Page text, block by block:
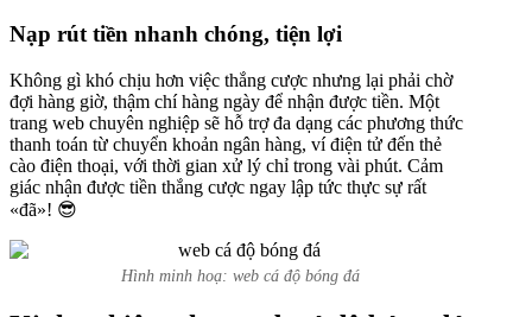
Nạp rút tiền nhanh chóng, tiện lợi
Không gì khó chịu hơn việc thắng cược nhưng lại phải chờ
đợi hàng giờ, thậm chí hàng ngày để nhận được tiền. Một
trang web chuyên nghiệp sẽ hỗ trợ đa dạng các phương thức
thanh toán từ chuyển khoản ngân hàng, ví điện tử đến thẻ
cào điện thoại, với thời gian xử lý chỉ trong vài phút. Cảm
giác nhận được tiền thắng cược ngay lập tức thực sự rất
«đã»! 😎
Hình minh hoạ: web cá độ bóng đá